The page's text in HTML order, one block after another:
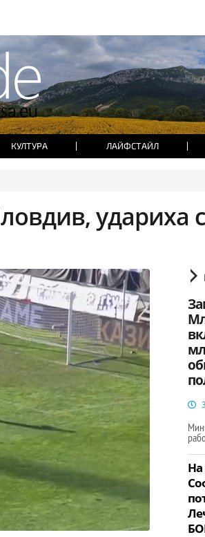
КУЛТУРА ЛАЙФСТАЙЛ
удариха
На